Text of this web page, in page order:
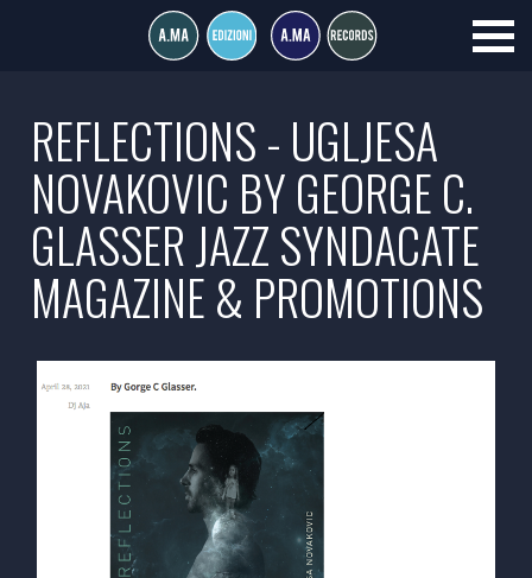
REFLECTIONS - UGLJESA
NOVAKOVIC BY GEORGE C.
GLASSER JAZZ SYNDACATE
MAGAZINE & PROMOTIONS